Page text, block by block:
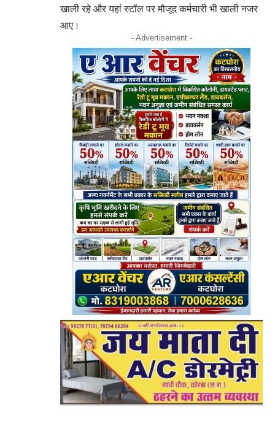
खाली रहे और यहां स्टॉल पर मौजूद कर्मचारी भी खाली नजर
आए।
- Advertisement -